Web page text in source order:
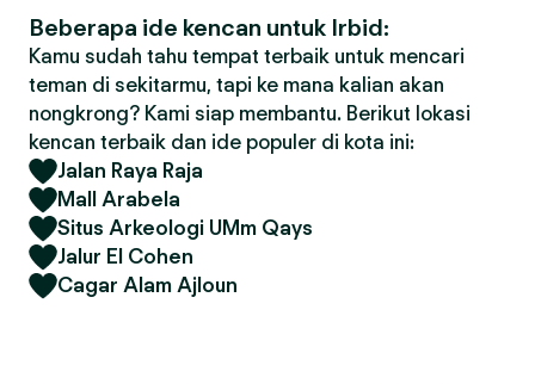
Beberapa ide kencan untuk Irbid:
Kamu sudah tahu tempat terbaik untuk mencari
teman di sekitarmu, tapi ke mana kalian akan
nongkrong? Kami siap membantu. Berikut lokasi
kencan terbaik dan ide populer di kota ini:
Jalan Raya Raja
Mall Arabela
Situs Arkeologi UMm Qays
Jalur El Cohen
Cagar Alam Ajloun